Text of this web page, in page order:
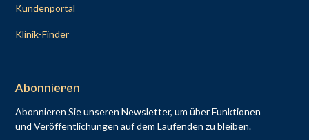
Kundenportal
Klinik-Finder
Abonnieren
Abonnieren Sie unseren Newsletter, um über Funktionen
und Veröffentlichungen auf dem Laufenden zu bleiben.